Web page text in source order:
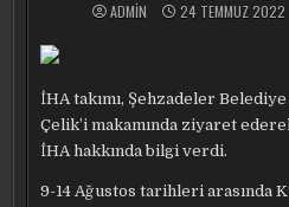
ADMIN 24 TEMMUZ 2022
İHA takımı, Şehzadeler
Çelik’i makamında ziyaret
İHA hakkında bilgi verdi.
9-14 Ağustos tarihleri arasında